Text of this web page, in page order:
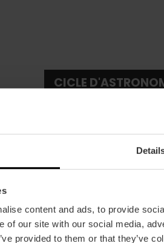
content and ads, to provide
of our site with our social media,
provided to them or that they’ve
CICLE
Date
10/10/2024 - 28/11/